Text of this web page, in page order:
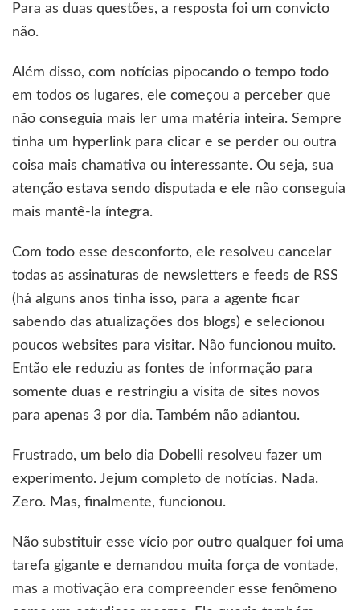
Para as duas questões, a resposta foi um convicto
não.
Além disso, com notícias pipocando o tempo todo
em todos os lugares, ele começou a perceber que
não conseguia mais ler uma matéria inteira. Sempre
tinha um hyperlink para clicar e se perder ou outra
coisa mais chamativa ou interessante. Ou seja, sua
atenção estava sendo disputada e ele não conseguia
mais mantê-la íntegra.
Com todo esse desconforto, ele resolveu cancelar
todas as assinaturas de newsletters e feeds de RSS
(há alguns anos tinha isso, para a agente ficar
sabendo das atualizações dos blogs) e selecionou
poucos websites para visitar. Não funcionou muito.
Então ele reduziu as fontes de informação para
somente duas e restringiu a visita de sites novos
para apenas 3 por dia. Também não adiantou.
Frustrado, um belo dia Dobelli resolveu fazer um
experimento. Jejum completo de notícias. Nada.
Zero. Mas, finalmente, funcionou.
Não substituir esse vício por outro qualquer foi uma
tarefa gigante e demandou muita força de vontade,
mas a motivação era compreender esse fenômeno